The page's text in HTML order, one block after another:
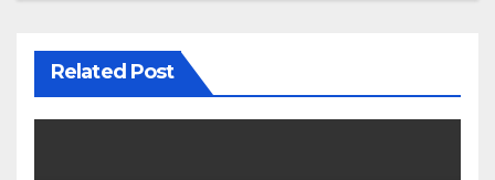
Related Post